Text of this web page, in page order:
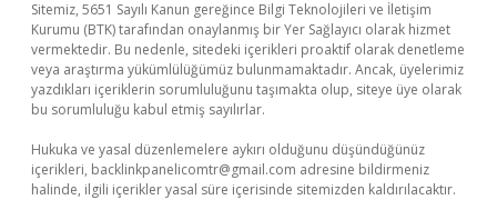
Sitemiz, 5651 Sayılı Kanun gereğince Bilgi Teknolojileri ve İletişim
Kurumu (BTK) tarafından onaylanmış bir Yer Sağlayıcı olarak hizmet
vermektedir. Bu nedenle, sitedeki içerikleri proaktif olarak denetleme
veya araştırma yükümlülüğümüz bulunmamaktadır. Ancak, üyelerimiz
yazdıkları içeriklerin sorumluluğunu taşımakta olup, siteye üye olarak
bu sorumluluğu kabul etmiş sayılırlar.
Hukuka ve yasal düzenlemelere aykırı olduğunu düşündüğünüz
içerikleri, backlinkpanelicomtr@gmail.com adresine bildirmeniz
halinde, ilgili içerikler yasal süre içerisinde sitemizden kaldırılacaktır.